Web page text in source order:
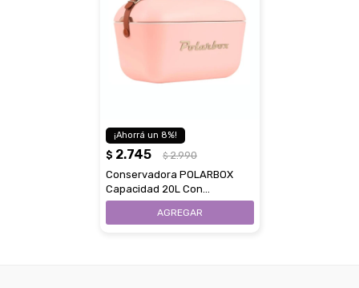
8
$ 2.745 $ 2.990
Conservadora POLARBOX
Capacidad 20L Con
Aislamiento Airpop Y Correa -